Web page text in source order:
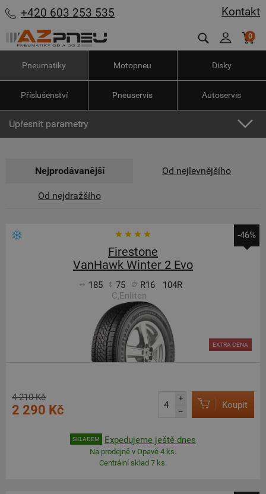
Kontakt
+420 603 253 535
0
Pneumatiky Motopneu Disky
Příslušenství Pneuservis Autoservis
Upřesnit parametry
Nejprodávanější Od nejlevnějšího
Od nejdražšího
-46%
Firestone
VanHawk Winter 2 Evo
185 75 R16
104R
C,Enliten
EXTRA CENA
4 210 Kč
2 290 Kč
+
–
Koupit
SKLADEM Expedujeme ještě dnes
Na prodejně v Opavě 4 ks.
Centrální sklad 7 ks.